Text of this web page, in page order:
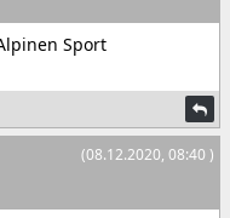
Sport
(08.12.2020, 08:40 )